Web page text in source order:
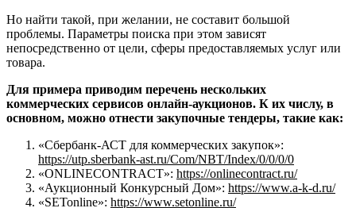
Но найти такой, при желании, не составит большой
проблемы. Параметры поиска при этом зависят
непосредственно от цели, сферы предоставляемых услуг или
товара.
Для примера приводим перечень нескольких
коммерческих сервисов онлайн-аукционов. К их числу, в
основном, можно отнести закупочные тендеры, такие как:
«Сбербанк-АСТ для коммерческих закупок»:
https://utp.sberbank-ast.ru/Com/NBT/Index/0/0/0/0
«ONLINECONTRACT»: https://onlinecontract.ru/
«Аукционный Конкурсный Дом»: https://www.a-k-d.ru/
«SETonline»: https://www.setonline.ru/